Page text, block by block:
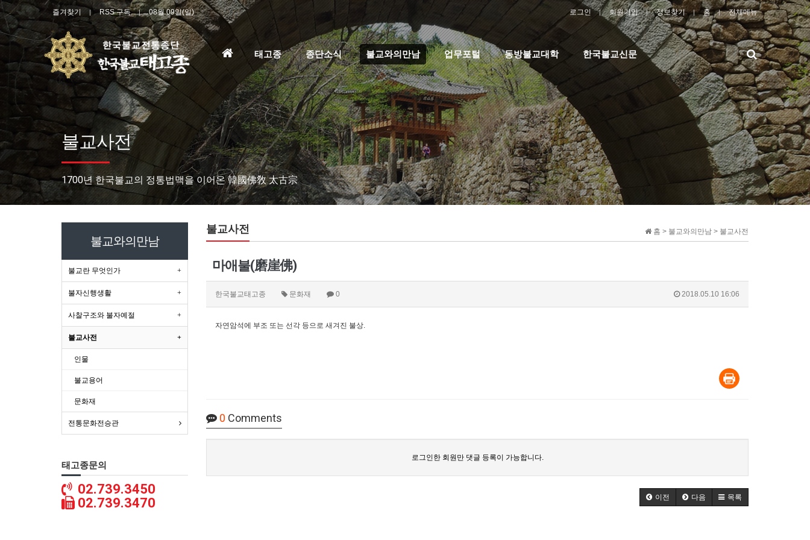
즐겨찾기 RSS 구독 08월 09일(일) 로그인 회원가입 정보찾기 홈 전체메뉴
홈
태고종 종단소식 불교와의만남 업무포털 동방불교대학 한국불교신문
검
색
불교사전
1700년 한국불교의 정통법맥을 이어온 韓國佛敎 太古宗
홈 > 불교와의만남 > 불교사전
불교사전
마애불(磨崖佛)
한국불교태고종 문화재 0 2018.05.10 16:06
자연암석에 부조 또는 선각 등으로 새겨진 불상.
0 Comments
로그인한 회원만 댓글 등록이 가능합니다.
이전 다음 목록
불교와의만남
불교란 무엇인가
불자신행생활
사찰구조와 불자예절
불교사전
인물
불교용어
문화재
전통문화전승관
태고종문의
02.739.3450
02.739.3470